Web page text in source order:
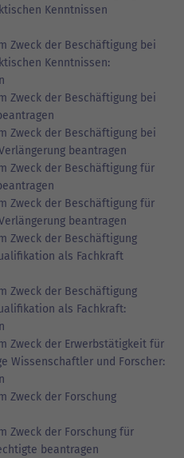
Kenntnissen
Zweck der Beschäftigung bei
Kenntnissen:
Zweck der Beschäftigung bei
Zweck der Beschäftigung bei
beantragen
Zweck der Beschäftigung für
Zweck der Beschäftigung für
beantragen
Zweck der Beschäftigung
als Fachkraft
Zweck der Beschäftigung
als Fachkraft:
Zweck der Erwerbstätigkeit für
Wissenschaftler und Forscher:
Zweck der Forschung
Zweck der Forschung für
beantragen